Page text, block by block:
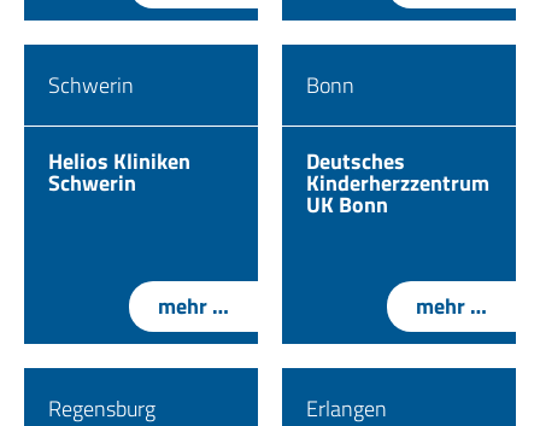
Schwerin
Helios Kliniken
Schwerin
mehr …
Bonn
Deutsches
Kinderherzzentrum
UK Bonn
mehr …
Regensburg Erlangen